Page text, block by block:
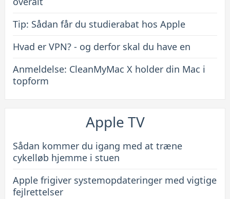
Tip: Sådan får du studierabat hos Apple
Hvad er VPN? - og derfor skal du have en
Anmeldelse: CleanMyMac X holder din Mac i
topform
Apple TV
Sådan kommer du igang med at træne
cykelløb hjemme i stuen
Apple frigiver systemopdateringer med vigtige
fejlrettelser